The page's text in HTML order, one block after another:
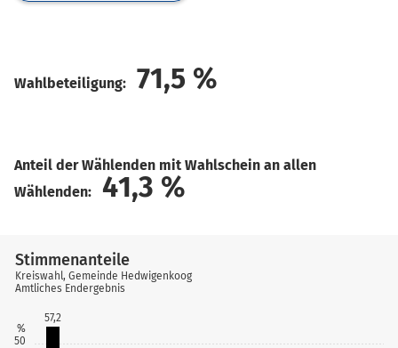
Wahlbeteiligung: 71,5 %
Anteil der Wählenden mit Wahlschein an allen
Wählenden:
41,3 %
50
%
57,2
Stimmenanteile
Kreiswahl, Gemeinde Hedwigenkoog
Amtliches Endergebnis